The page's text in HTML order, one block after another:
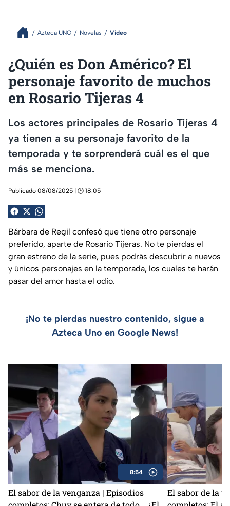
Azteca UNO Novelas Video
¿Quién es Don Américo? El
personaje favorito de muchos
en Rosario Tijeras 4
Los actores principales de Rosario Tijeras 4
ya tienen a su personaje favorito de la
temporada y te sorprenderá cuál es el que
más se menciona.
Publicado 08/08/2025 | 🕑 18:05
Bárbara de Regil confesó que tiene otro personaje
preferido, aparte de Rosario Tijeras. No te pierdas el
gran estreno de la serie, pues podrás descubrir a nuevos
y únicos personajes en la temporada, los cuales te harán
pasar del amor hasta el odio.
¡No te pierdas nuestro contenido, sigue a
Azteca Uno en Google News!
8:54
El sabor de la venganza | Episodios
El sabor de la